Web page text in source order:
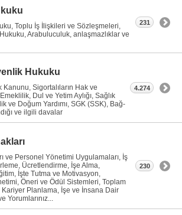
Toplu İş İlişkileri ve Sözleşmeleri,
Arabuluculuk, anlaşmazlıklar ve
231
Hukuku
Sigortalıların Hak ve
Dul ve Yetim Aylığı, Sağlık
ve Doğum Yardımı, SGK (SSK), Bağ-
ve ilgili davalar
4.274
ve Personel Yönetimi Uygulamaları, İş
Ücretlendirme, İşe Alma,
İşte Tutma ve Motivasyon,
Öneri ve Ödül Sistemleri, Toplam
Kariyer Planlama, İşe ve İnsana Dair
Yorumlarınız...
230